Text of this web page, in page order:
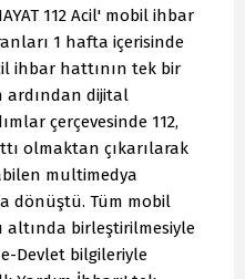
112 Acil' mobil ihbar
1 hafta içerisinde
ihbar hattının tek bir
ardından dijital
çerçevesinde 112,
olmaktan çıkarılarak
multimedya
dönüştü. Tüm mobil
altında birleştirilmesiyle
Devlet bilgileriyle